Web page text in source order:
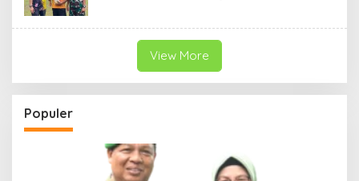
View More
Populer